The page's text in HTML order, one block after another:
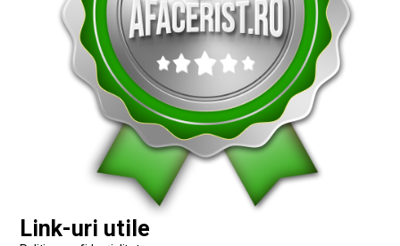
Link-uri utile